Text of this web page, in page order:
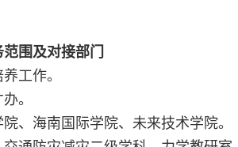
范围及对接部门
工作。
。
、海南国际学院、未来技术学院。